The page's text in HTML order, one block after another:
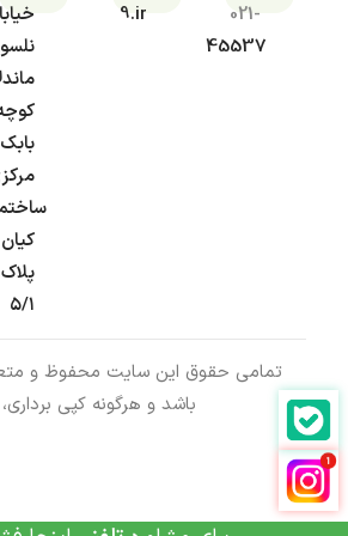
021-
45537
9.ir
بابک
پلاک
۵/۱
تمامی حقوق این سایت محفوظ و
باشد و هرگونه کپی